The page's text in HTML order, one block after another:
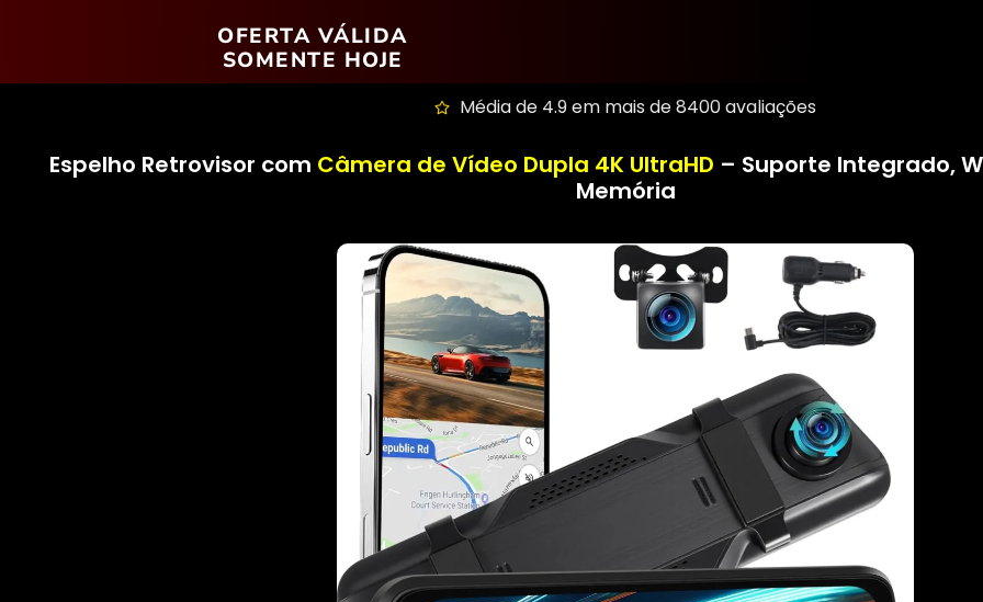
OFERTA VÁLIDA
SOMENTE HOJE
Média de 4.9 em mais de 8400 avaliações
Espelho Retrovisor com Câmera de Vídeo Dupla 4K UltraHD – Suporte Integrado,
Memória